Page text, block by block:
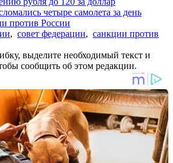
четыре самолета за день
против России
, совет федерации, санкции против
выделите необходимый текст и
сообщить об этом редакции.